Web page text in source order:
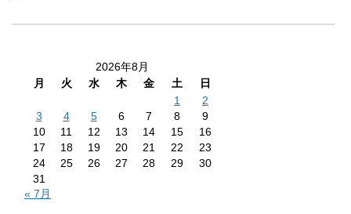
2026年8月
月
火 水 木 金 土
日
1
2
3
4 5 6 7 8
9
10
11 12 13 14 15
16
17
18 19 20 21 22
23
24
25 26 27 28 29
30
31
« 7月